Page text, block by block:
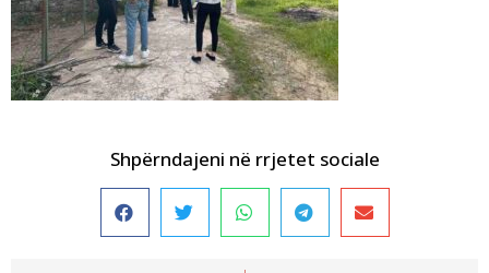
Shpërndajeni në rrjetet sociale